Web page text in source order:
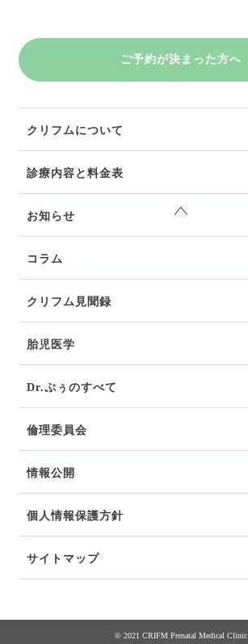
ご予約が決まった方へ
クリフムについて
診療内容と料金表
お知らせ
コラム
クリフム見聞録
胎児医学
Dr.ぷぅのすべて
倫理委員会
情報公開
個人情報保護方針
サイトマップ
© 2021 CRIFM Prenatal Medical Clinic